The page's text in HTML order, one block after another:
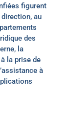
figurent
au
des
la
la prise de
à